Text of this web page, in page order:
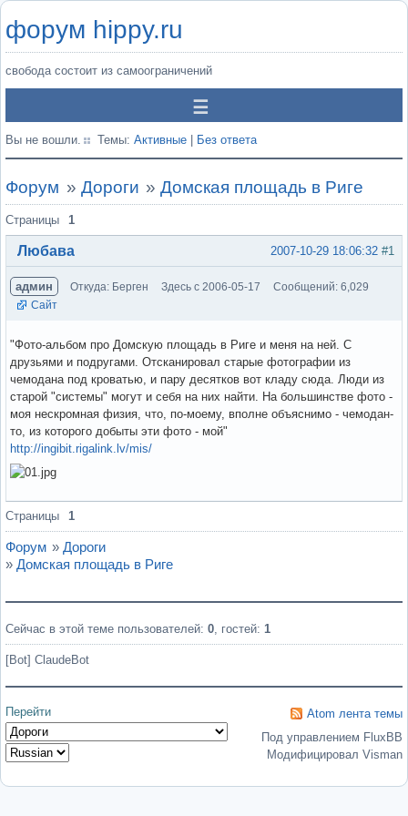
форум hippy.ru
свобода состоит из самоограничений
Вы не вошли. Темы: Активные Без ответа
Форум » Дороги »Домская площадь в Риге
Страницы 1
#1
2007-10-29 18:06:32
Любава
админ Откуда: Берген Здесь с 2006-05-17
Сообщений: 6,029
Сайт
"Фото-альбом про Домскую площадь в Риге и меня на ней. С
друзьями и подругами. Отсканировал старые фотографии из
чемодана под кроватью, и пару десятков вот кладу сюда. Люди из
старой "системы" могут и себя на них найти. На большинстве фото -
моя нескромная физия, что, по-моему, вполне объяснимо - чемодан-
то, из которого добыты эти фото - мой"
http://ingibit.rigalink.lv/mis/
Вне форума
Страницы 1
Форум » Дороги
» Домская площадь в Риге
Сейчас в этой теме пользователей: 0 , гостей: 1
[Bot] ClaudeBot
Перейти
Atom лента темы
Под управлением FluxBB
Модифицировал Visman